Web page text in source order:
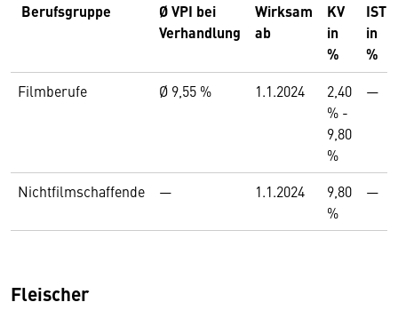
Berufsgruppe
Ø VPI bei
Verhandlung
Wirksam
ab
KV
in
%
IST
in
%
Filmberufe Ø 9,55 % 1.1.2024
2,40
% -
9,80
%
—
Nichtfilmschaffende — 1.1.2024
9,80
%
—
Fleischer